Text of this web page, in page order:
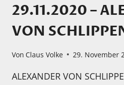
29.11.2020 –
VON
Von Claus Volke 29. November
ALEXANDER VON